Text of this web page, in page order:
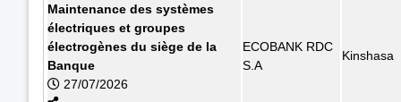
Maintenance des systèmes
électriques et groupes
électrogènes du siège de la
Banque
27/07/2026
ECOBANK RDC
S.A
Kinshasa